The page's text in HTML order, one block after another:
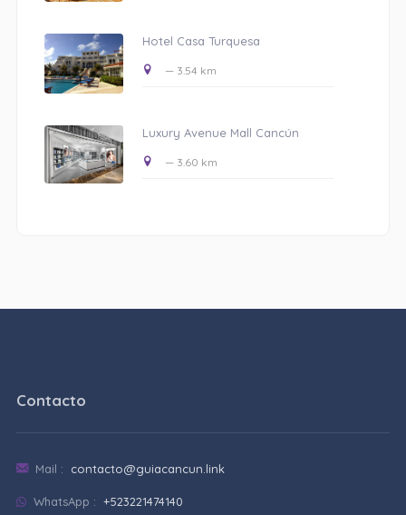
Hotel Casa Turquesa
— 3.54 km
Luxury Avenue Mall Cancún
— 3.60 km
Contacto
Mail : contacto@guiacancun.link
WhatsApp : +523221474140